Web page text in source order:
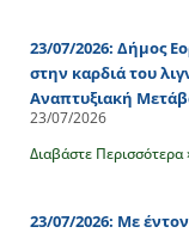
23/07/2026: Δήμος
στην καρδιά του
Αναπτυξιακή
23/07/2026
Διαβάστε Περισσότερα
23/07/2026: Με